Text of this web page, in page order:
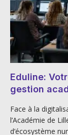
Eduline:
gestion
Face à la
l’Académie de
d’écosystème